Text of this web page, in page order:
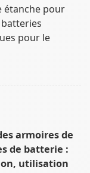
étanche pour
pour le
armoires de
de batterie :
utilisation